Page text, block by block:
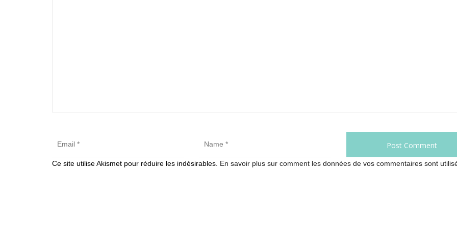
Ce site utilise Akismet pour réduire les indésirables. En savoir plus sur comment les données de vos commentaires sont